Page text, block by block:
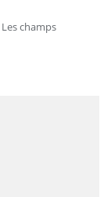
Les champs